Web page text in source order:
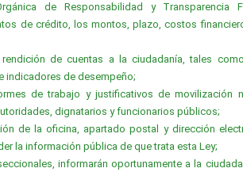
de Responsabilidad y Transparencia
de crédito, los montos, plazo, costos
de cuentas a la ciudadanía, tales
indicadores de desempeño;
de trabajo y justificativos de movilización
dignatarios y funcionarios públicos;
de la oficina, apartado postal y dirección
la información pública de que trata esta Ley;
informarán oportunamente a la